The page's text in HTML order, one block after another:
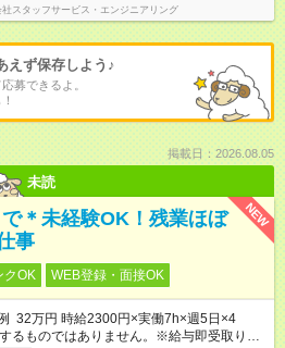
社スタッフサービス・エンジニアリング
えず保存しよう♪
募できるよ。
掲載日：2026.08.05
未読
NEW
＊未経験OK！残業ほぼ
事
クOK WEB登録・面接OK
32万円 時給2300円×実働7h×週5日×4
るものではありません。※給与即受取りサ